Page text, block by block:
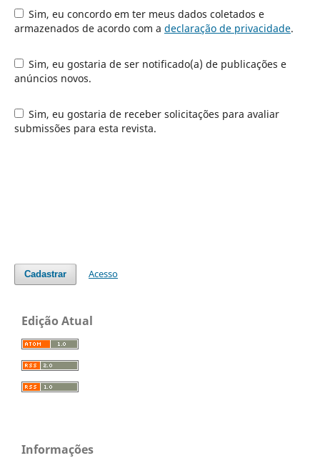
Sim, eu concordo em ter meus dados coletados e
armazenados de acordo com a declaração de privacidade.
Sim, eu gostaria de ser notificado(a) de publicações e
anúncios novos.
Sim, eu gostaria de receber solicitações para avaliar
submissões para esta revista.
Cadastrar Acesso
Edição Atual
Informações